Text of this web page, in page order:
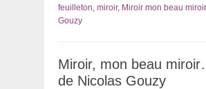
feuilleton miroir, Miroir mon beau miroir
Gouzy
Miroir, mon beau
de Nicolas Gouzy